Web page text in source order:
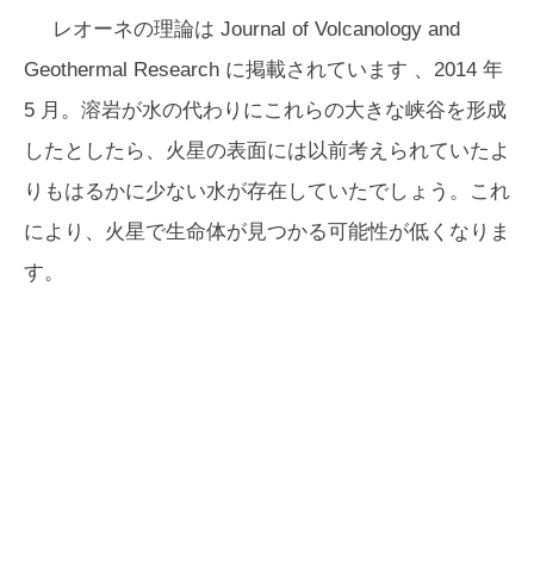
レオーネの理論は Journal of Volcanology and
Geothermal Research に掲載されています 、2014 年
5 月。溶岩が水の代わりにこれらの大きな峡谷を形成
したとしたら、火星の表面には以前考えられていたよ
りもはるかに少ない水が存在していたでしょう。これ
により、火星で生命体が見つかる可能性が低くなりま
す。